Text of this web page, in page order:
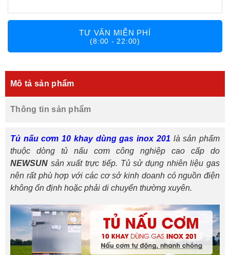
TƯ VẤN MIỄN PHÍ
(8:00 - 22:00)
Mô tả sản phẩm
Thông tin sản phẩm
Tủ nấu cơm 10 khay dùng gas inox 201 là sản phẩm
thuộc dòng tủ nấu cơm công nghiệp cao cấp do
NEWSUN sản xuất trực tiếp. Tủ sử dụng nhiên liệu gas
nên rất phù hợp với các cơ sở kinh doanh có nguồn điện
không ổn định hoặc phải di chuyển thường xuyên.